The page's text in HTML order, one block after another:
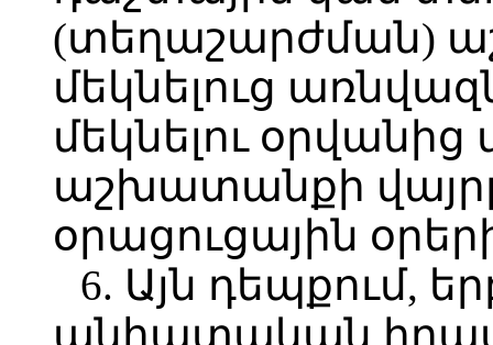
(տեղաշարժման)
մեկնելուց
մեկնելու
աշխատանքի
օրացուցային
6. Այն դեպքում,
անհատական